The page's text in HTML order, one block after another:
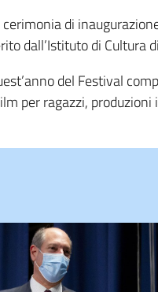
di
dall’Istituto di Cultura
del Festival
per ragazzi,